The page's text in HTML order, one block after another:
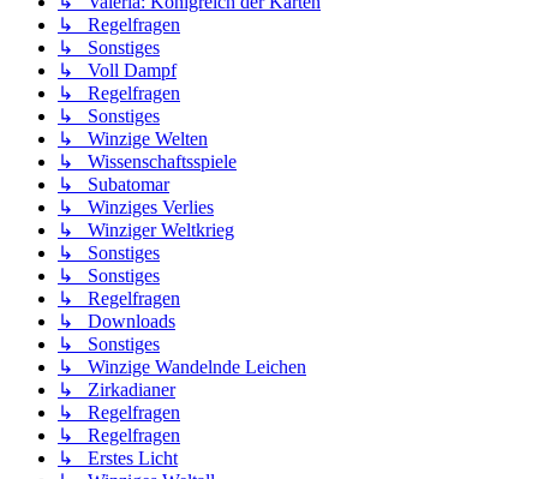
↳ Regelfragen
↳ Sonstiges
↳ Voll Dampf
↳ Regelfragen
↳ Sonstiges
↳ Winzige Welten
↳ Wissenschaftsspiele
↳ Subatomar
↳ Winziges Verlies
↳ Winziger Weltkrieg
↳ Sonstiges
↳ Sonstiges
↳ Regelfragen
↳ Downloads
↳ Sonstiges
↳ Winzige Wandelnde Leichen
↳ Zirkadianer
↳ Regelfragen
↳ Regelfragen
↳ Erstes Licht